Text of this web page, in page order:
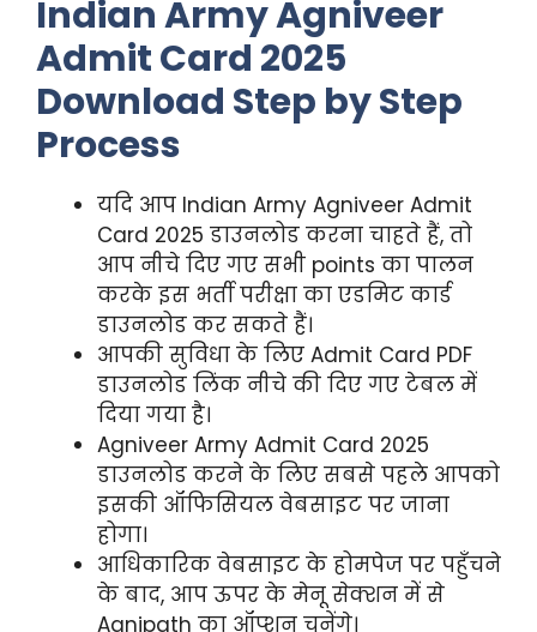
Indian Army Agniveer
Admit Card 2025
Download Step by Step
Process
यदि आप Indian Army Agniveer Admit
Card 2025 डाउनलोड करना चाहते हैं, तो
आप नीचे दिए गए सभी points का पालन
करके इस भर्ती परीक्षा का एडमिट कार्ड
डाउनलोड कर सकते हैं।
आपकी सुविधा के लिए Admit Card PDF
डाउनलोड लिंक नीचे की दिए गए टेबल में
दिया गया है।
Agniveer Army Admit Card 2025
डाउनलोड करने के लिए सबसे पहले आपको
इसकी ऑफिसियल वेबसाइट पर जाना
होगा।
आधिकारिक वेबसाइट के होमपेज पर पहुँचने
के बाद, आप ऊपर के मेनू सेक्शन में से
Agnipath का ऑप्शन चुनेंगे।